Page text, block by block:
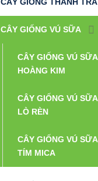
CÂY GIỐNG THANH TRÀ
CÂY GIỐNG VÚ SỮA
CÂY GIỐNG VÚ SỮA
HOÀNG KIM
CÂY GIỐNG VÚ SỮA
LÒ RÈN
CÂY GIỐNG VÚ SỮA
TÍM MICA